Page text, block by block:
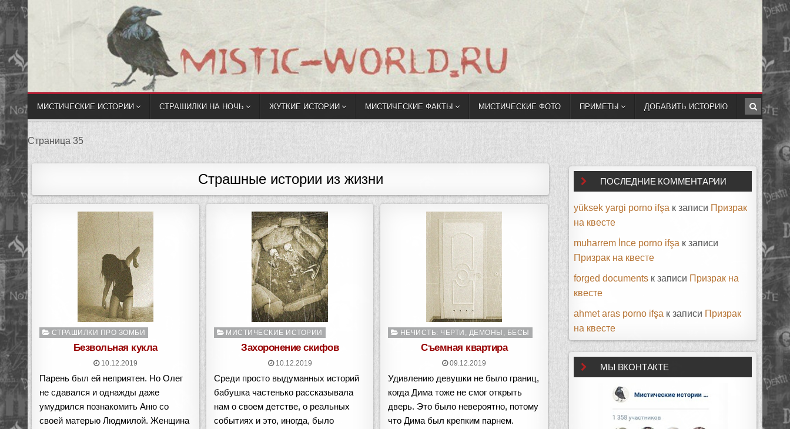
МИСТИЧЕСКИЕ ИСТОРИИ СТРАШИЛКИ НА НОЧЬ ЖУТКИЕ ИСТОРИИ МИСТИЧЕСКИЕ ФАКТЫ МИСТИЧЕСКИЕ ФОТО ПРИМЕТЫ ДОБАВИТЬ ИСТОРИЮ
Страница 35
Страшные истории из жизни
Опубликовано
СТРАШИЛКИ ПРО ЗОМБИ
Безвольная кукла
10.12.2019
Парень был ей неприятен. Но Олег
не сдавался и однажды даже
умудрился познакомить Аню со
своей матерью Людмилой. Женщина
Опубликовано
МИСТИЧЕСКИЕ ИСТОРИИ
Захоронение скифов
10.12.2019
Среди просто выдуманных историй
бабушка частенько рассказывала
нам о своем детстве, о реальных
событиях и это, иногда, было
Опубликовано
НЕЧИСТЬ: ЧЕРТИ, ДЕМОНЫ, БЕСЫ
Съемная квартира
09.12.2019
Удивлению девушки не было границ,
когда Дима тоже не смог открыть
дверь. Это было невероятно, потому
что Дима был крепким парнем.
ПОСЛЕДНИЕ КОММЕНТАРИИ
yüksek yargi porno ifşa к записи Призрак
на квесте
muharrem İnce porno ifşa к записи
Призрак на квесте
forged documents к записи Призрак на
квесте
ahmet aras porno ifşa к записи Призрак
на квесте
МЫ ВКОНТАКТЕ